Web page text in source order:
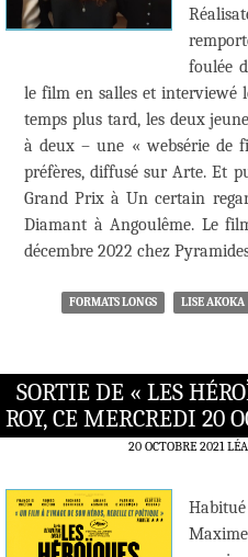
foulée
le film en salles et interviewé
temps plus tard, les deux
à deux – une « websérie de
préfères, diffusé sur Arte. Et
Grand Prix à Un certain
Diamant à Angoulême. Le
décembre 2022 chez
FORMATS LONGS LISE AKOKA
SORTIE DE « LES
ROY, CE MERCREDI 20
20 OCTOBRE 2021
Habitué